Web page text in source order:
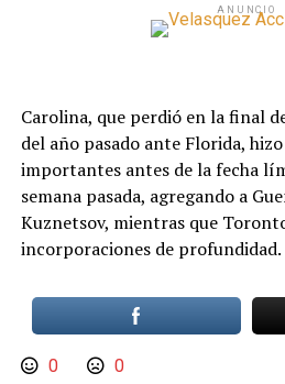
ANUNCIO
Carolina, que perdió en la final
del año pasado ante Florida,
importantes antes de la fecha
semana pasada, agregando a
Kuznetsov, mientras que
incorporaciones de profundidad.
0 0